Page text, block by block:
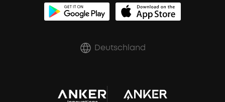
Zertifizierte Refurbished-Produkte
Deutschland